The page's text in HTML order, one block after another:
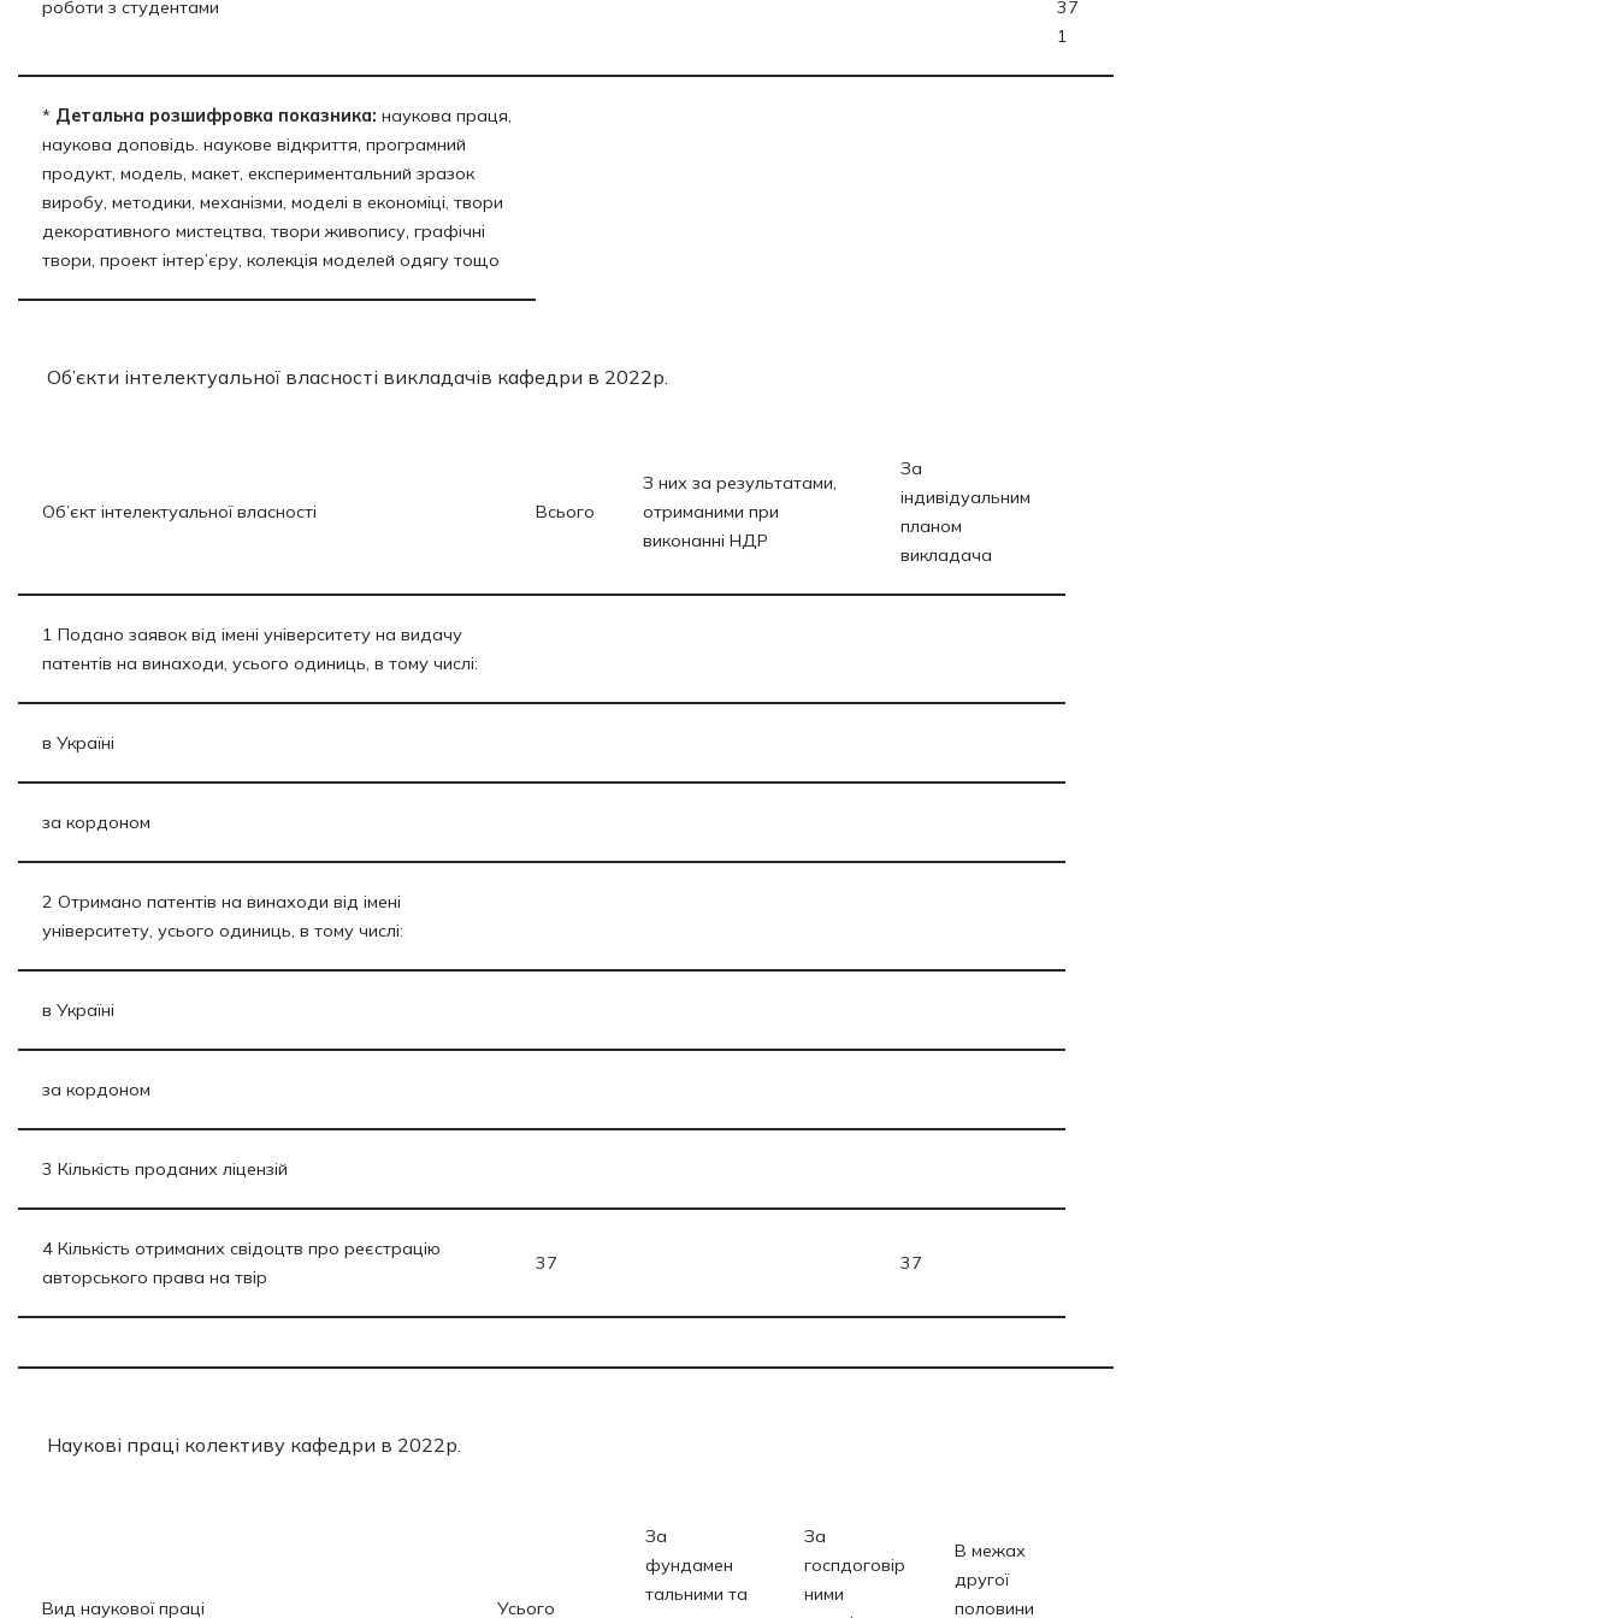
роботи з студентами
37
1
* Детальна розшифровка показника: наукова праця,
наукова доповідь. наукове відкриття, програмний
продукт, модель, макет, експериментальний зразок
виробу, методики, механізми, моделі в економіці, твори
декоративного мистецтва, твори живопису, графічні
твори, проект інтер’єру, колекція моделей одягу тощо
Об’єкти інтелектуальної власності викладачів кафедри в 2022р.
Об’єкт інтелектуальної власності Всього
З них за результатами,
отриманими при
виконанні НДР
За
індивідуальним
планом
викладача
1 Подано заявок від імені університету на видачу
патентів на винаходи, усього одиниць, в тому числі:
в Україні
за кордоном
2 Отримано патентів на винаходи від імені
університету, усього одиниць, в тому числі:
в Україні
за кордоном
3 Кількість проданих ліцензій
4 Кількість отриманих свідоцтв про реєстрацію
авторського права на твір
37 37
Наукові праці колективу кафедри в 2022р.
Вид наукової праці Усього
За
фундамен
тальними та
За
госпдоговір
ними
В межах
другої
половини